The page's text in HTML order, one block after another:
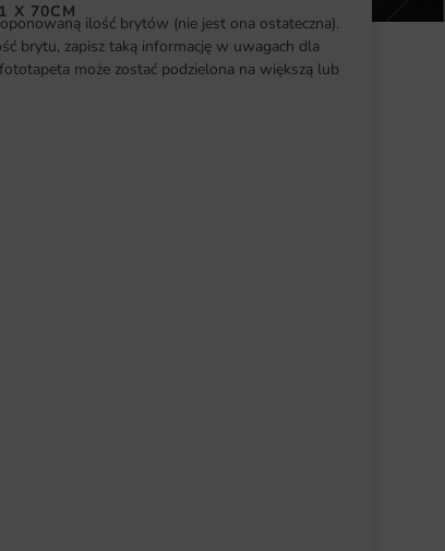
X 70CM
ilość brytów (nie jest ona ostateczna).
brytu, zapisz taką informację w uwagach dla
może zostać podzielona na większą lub